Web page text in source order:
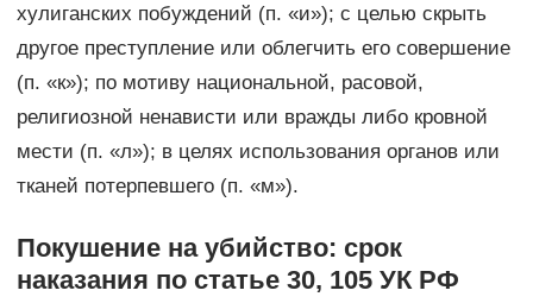
хулиганских побуждений (п. «и»); с целью скрыть
другое преступление или облегчить его совершение
(п. «к»); по мотиву национальной, расовой,
религиозной ненависти или вражды либо кровной
мести (п. «л»); в целях использования органов или
тканей потерпевшего (п. «м»).
Покушение на убийство: срок
наказания по статье 30, 105 УК РФ